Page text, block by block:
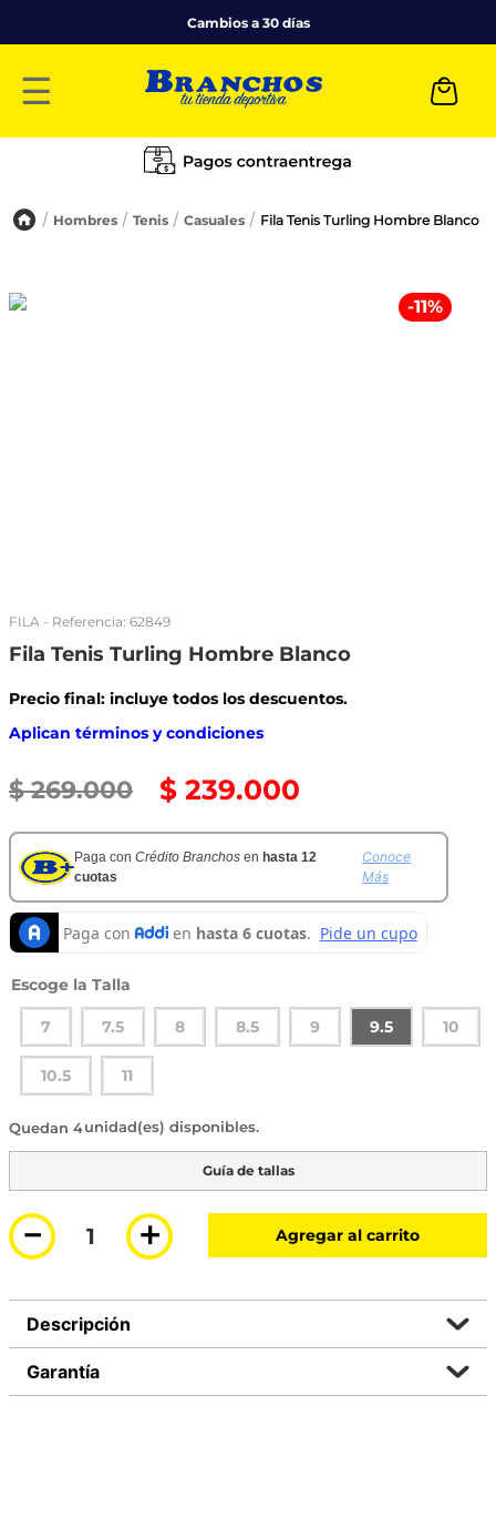
Cambios a 30 días
☰
Hombres Tenis Casuales Fila Tenis Turling Hombre Blanco
-11%
FILA - Referencia: 62849
Fila Tenis Turling Hombre Blanco
Precio final: incluye todos los descuentos.
Aplican términos y condiciones
$ 269.000 $ 239.000
Paga con Crédito Branchos en hasta 12
cuotas
Conoce
Más
Talla
7 7.5 8 8.5 9 9.5 10
10.5 11
4 disponibles
Guía de tallas
＋
－ Agregar al carrito
Descripción
Garantía